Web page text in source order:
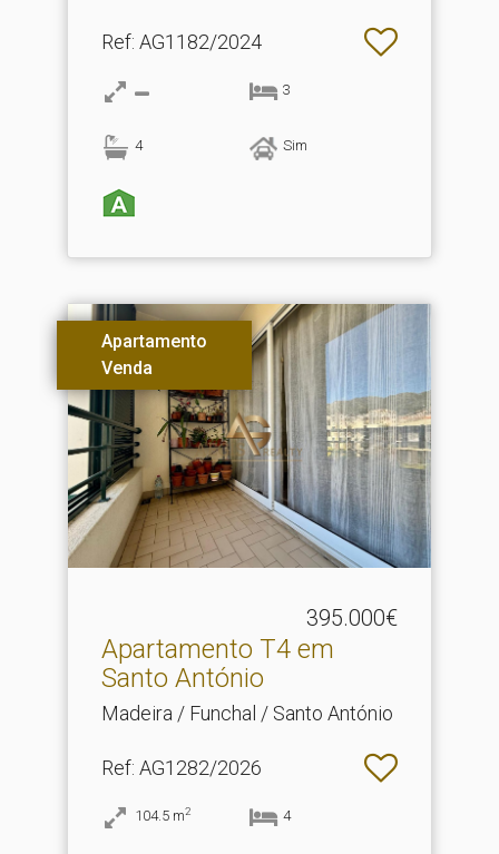
Ref: AG1182/2024
3
4 Sim
Apartamento
Venda
395.000€
Apartamento T4 em
Santo António
Madeira / Funchal / Santo António
Ref: AG1282/2026
104.5 m2 4